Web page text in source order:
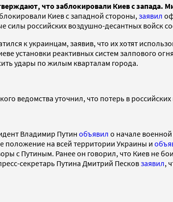
что заблокировали Киев с запада.
Киев с западной стороны, заявил
силы российских воздушно-десантных войск
к украинцам, заявив, что их хотят
установки реактивных систем залпового
удары по жилым кварталам города.
ведомства уточнил, что потерь в
Владимир Путин объявил о начале
положение на всей территории Украины и
с Путиным. Ранее он говорил, что Киев не
секретарь Путина Дмитрий Песковзаявил,